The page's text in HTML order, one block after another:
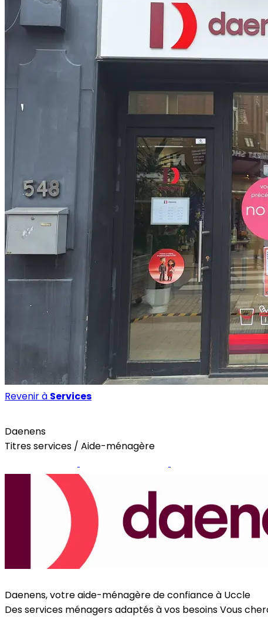
Revenir à Services
Daenens
Titres services / Aide-ménagère
Daenens, votre aide-ménagère de confiance à Uccle
Des services ménagers adaptés à vos besoinsVous